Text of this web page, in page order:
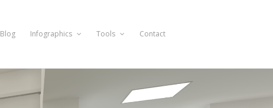
Blog Infographics Tools Contact